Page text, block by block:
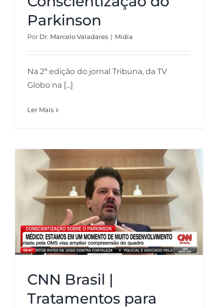
Inovação
Neuro Descomplicada
Parkinson
Por Dr. Marcelo Valadares | Midia
Na 2ª edição do jornal Tribuna, da TV
Globo na [...]
Ler Mais
CNN Brasil | Tratamentos para
Parkinson: quais são as novas
opções no Brasil
CNN Brasil |
Tratamentos para